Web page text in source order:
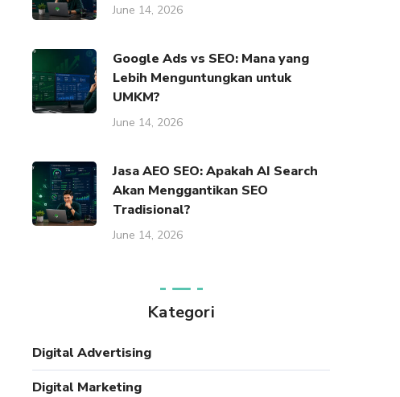
June 14, 2026
Google Ads vs SEO: Mana yang
Lebih Menguntungkan untuk
UMKM?
June 14, 2026
Jasa AEO SEO: Apakah AI Search
Akan Menggantikan SEO
Tradisional?
June 14, 2026
Kategori
Digital Advertising
Digital Marketing